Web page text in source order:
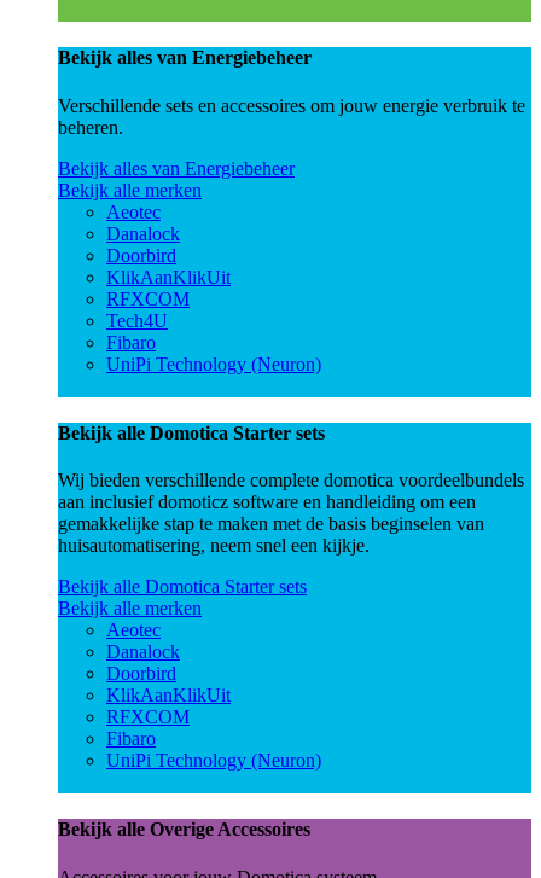
Bekijk alles van Energiebeheer
Verschillende sets en accessoires om jouw energie verbruik te
beheren.
Bekijk alles van Energiebeheer
Bekijk alle merken
Aeotec
Danalock
Doorbird
KlikAanKlikUit
RFXCOM
Tech4U
Fibaro
UniPi Technology (Neuron)
Bekijk alle Domotica Starter sets
Wij bieden verschillende complete domotica voordeelbundels
aan inclusief domoticz software en handleiding om een
gemakkelijke stap te maken met de basis beginselen van
huisautomatisering, neem snel een kijkje.
Bekijk alle Domotica Starter sets
Bekijk alle merken
Aeotec
Danalock
Doorbird
KlikAanKlikUit
RFXCOM
Fibaro
UniPi Technology (Neuron)
Bekijk alle Overige Accessoires